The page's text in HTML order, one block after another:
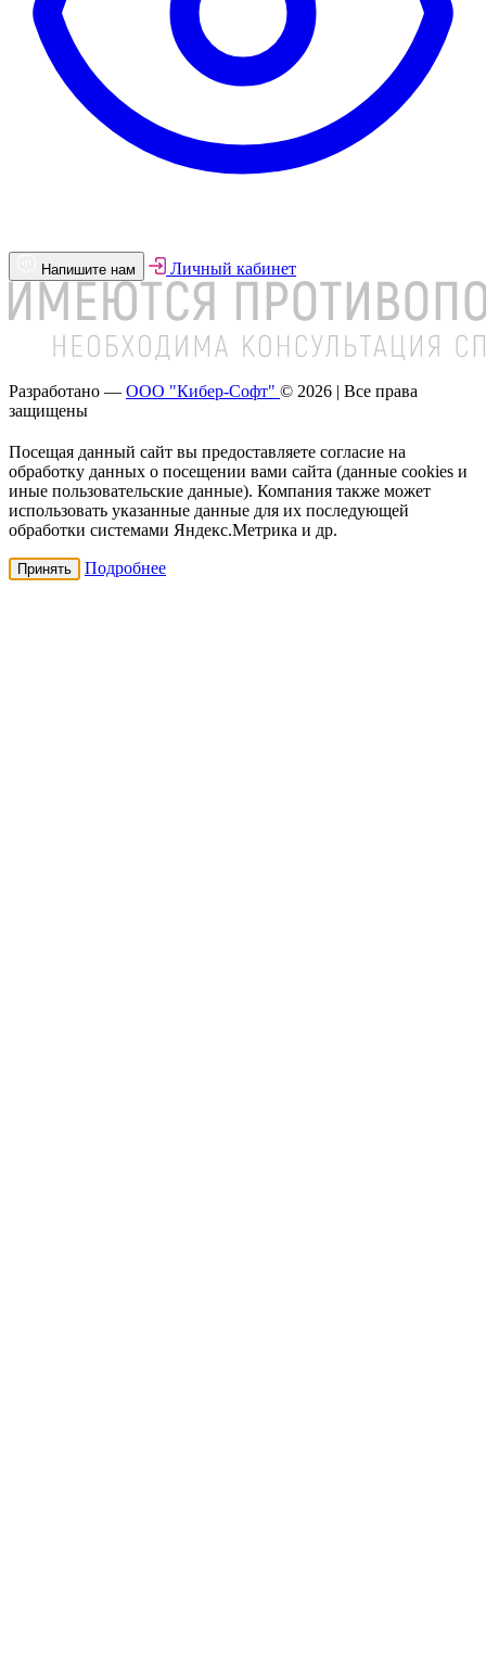
Напишите нам Личный кабинет
Разработано — ООО "Кибер-Софт" © 2026 | Все права
защищены
Посещая данный сайт вы предоставляете согласие на
обработку данных о посещении вами сайта (данные cookies и
иные пользовательские данные). Компания также может
использовать указанные данные для их последующей
обработки системами Яндекс.Метрика и др.
Принять Подробнее